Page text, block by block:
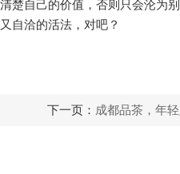
楚自己的价值，否则只会沦为
自洽的活法，对吧？
下一页： 成都品茶，年轻人